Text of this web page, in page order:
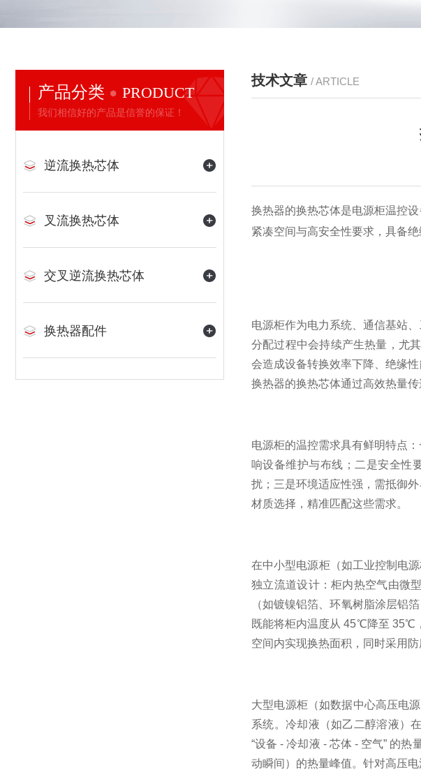
产品分类 PRODUCT
我们相信好的产品是信誉的保证！
逆流换热芯体
叉流换热芯体
交叉逆流换热芯体
换热器配件
技术文章 / ARTICLE
换热器的换热芯体是电源柜温控
紧凑空间与高安全性要求，具备
电源柜作为电力系统、通信基站
分配过程中会持续产生热量，尤
会造成设备转换效率下降、绝缘
换热器的换热芯体通过高效热量
电源柜的温控需求具有鲜明特点
响设备维护与布线；二是安全性
扰；三是环境适应性强，需抵御
材质选择，精准匹配这些需求。
在中小型电源柜（如工业控制电
独立流道设计：柜内热空气由微
（如镀镍铝箔、环氧树脂涂层铝
既能将柜内温度从 45℃降至 35℃
空间内实现换热面积，同时采用
大型电源柜（如数据中心高压电
系统。冷却液（如乙二醇溶液）
“设备 - 冷却液 - 芯体 - 空气” 的
动瞬间）的热量峰值。针对高压